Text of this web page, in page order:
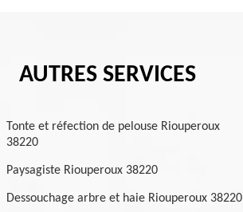
AUTRES SERVICES
Tonte et réfection de pelouse Riouperoux
38220
Paysagiste Riouperoux 38220
Dessouchage arbre et haie Riouperoux 38220